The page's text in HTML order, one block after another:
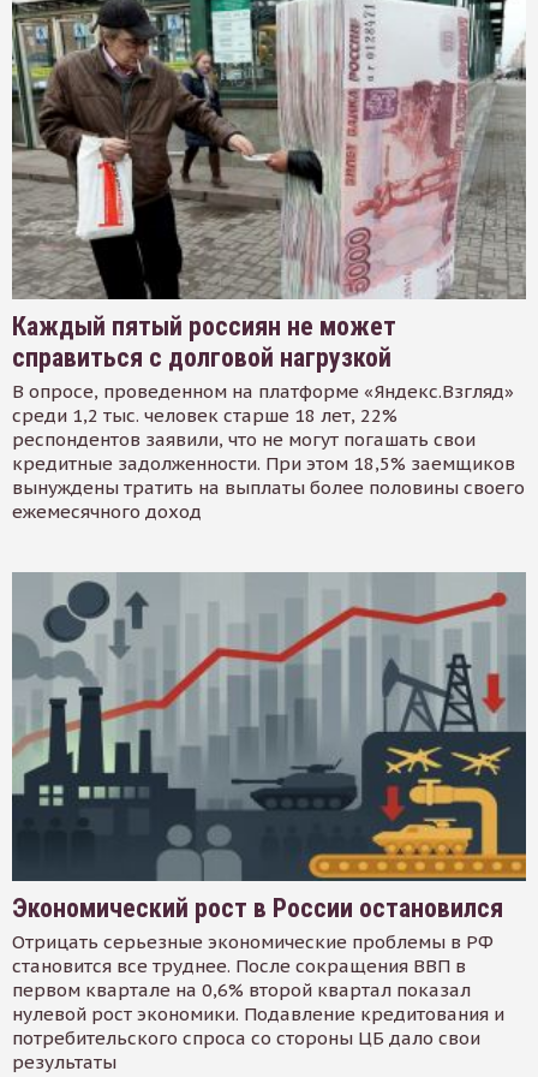
Каждый пятый россиян не может
справиться с долговой нагрузкой
В опросе, проведенном на платформе «Яндекс.Взгляд»
среди 1,2 тыс. человек старше 18 лет, 22%
респондентов заявили, что не могут погашать свои
кредитные задолженности. При этом 18,5% заемщиков
вынуждены тратить на выплаты более половины своего
ежемесячного доход
Экономический рост в России остановился
Отрицать серьезные экономические проблемы в РФ
становится все труднее. После сокращения ВВП в
первом квартале на 0,6% второй квартал показал
нулевой рост экономики. Подавление кредитования и
потребительского спроса со стороны ЦБ дало свои
результаты